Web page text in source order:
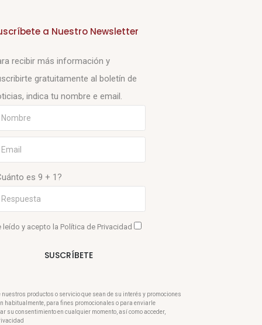
a Nuestro Newsletter
recibir más información y
gratuitamente al boletín de
indica tu nombre e email.
es 9 + 1?
leído y acepto la Política de Privacidad
SUSCRÍBETE
productos o servicio que sean de su interés y promociones
habitualmente, para fines promocionales o para enviarle
su consentimiento en cualquier momento, así como acceder,